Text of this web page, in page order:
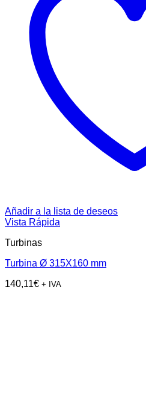
Añadir a la lista de deseos
Vista Rápida
Turbinas
Turbina Ø 315X160 mm
140,11€ + IVA